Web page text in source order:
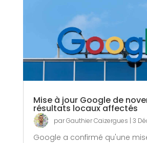
Mise à jour Google de
résultats locaux affectés
parGauthier Caizergues | 3
Google a confirmé qu'une